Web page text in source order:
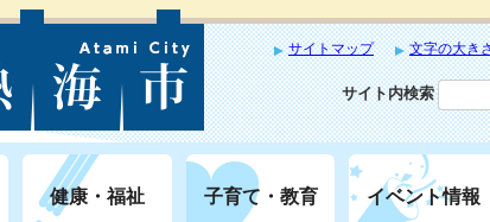
サイトマップ 文字の大き
サイト内検索
健康・福祉 子育て・教育 イベント情報